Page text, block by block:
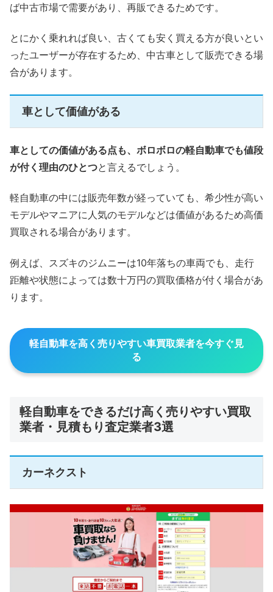
ば中古市場で需要があり、再販できるためです。
とにかく乗れれば良い、古くても安く買える方が良いとい
ったユーザーが存在するため、中古車として販売できる場
合があります。
車として価値がある
車としての価値がある点も、ボロボロの軽自動車でも値段
が付く理由のひとつと言えるでしょう。
軽自動車の中には販売年数が経っていても、希少性が高い
モデルやマニアに人気のモデルなどは価値があるため高価
買取される場合があります。
例えば、スズキのジムニーは10年落ちの車両でも、走行
距離や状態によっては数十万円の買取価格が付く場合があ
ります。
軽自動車を高く売りやすい車買取業者を今すぐ見
る
軽自動車をできるだけ高く売りやすい買取
業者・見積もり査定業者3選
カーネクスト